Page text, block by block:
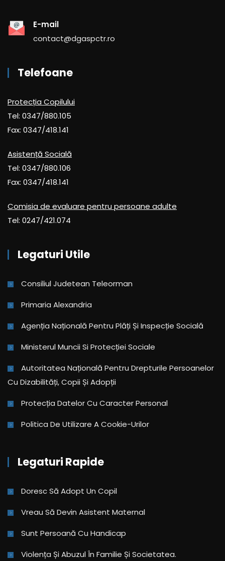
E-mail
contact@dgaspctr.ro
Telefoane
Protecția Copilului
Tel: 0347/880.105
Fax: 0347/418.141
Asistență Socială
Tel: 0347/880.106
Fax: 0347/418.141
Comisia de evaluare pentru persoane adulte
Tel: 0247/421.074
Legaturi Utile
Consiliul Judetean Teleorman
Primaria Alexandria
Agenția Națională Pentru Plăți Și Inspecție Socială
Ministerul Muncii Si Protecției Sociale
Autoritatea Națională Pentru Drepturile Persoanelor
Cu Dizabilități, Copii Și Adopții
Protecția Datelor Cu Caracter Personal
Politica De Utilizare A Cookie-Urilor
Legaturi Rapide
Doresc Să Adopt Un Copil
Vreau Să Devin Asistent Maternal
Sunt Persoană Cu Handicap
Violența Și Abuzul În Familie Și Societatea.